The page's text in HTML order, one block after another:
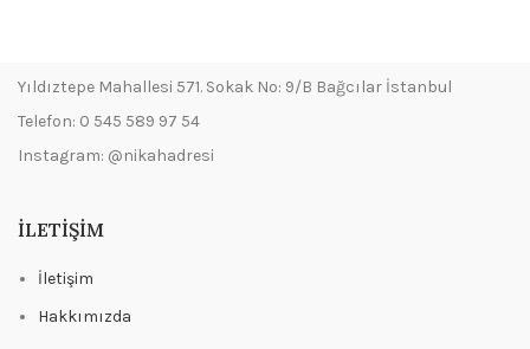
Yıldıztepe Mahallesi 571. Sokak No: 9/B Bağcılar İstanbul
Telefon: 0 545 589 97 54
Instagram: @nikahadresi
İLETIŞIM
İletişim
Hakkımızda